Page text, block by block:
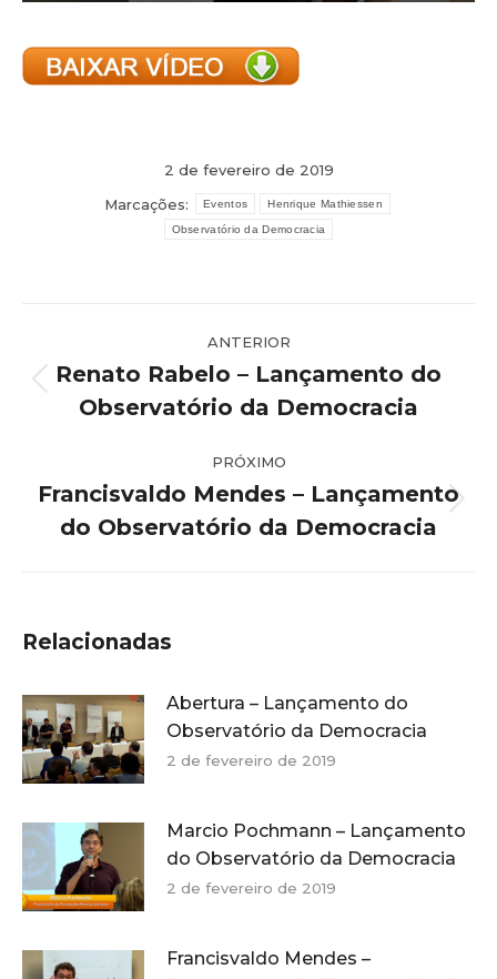
2 de fevereiro de 2019
Marcações:
Eventos Henrique Mathiessen
Observatório da Democracia
de
post:
ANTERIOR
anterior:
Renato Rabelo – Lançamento do
Observatório da Democracia
PRÓXIMO
post:
Francisvaldo Mendes – Lançamento
do Observatório da Democracia
Relacionadas
Abertura – Lançamento do
Observatório da Democracia
2 de fevereiro de 2019
Marcio Pochmann – Lançamento
do Observatório da Democracia
2 de fevereiro de 2019
Francisvaldo Mendes –